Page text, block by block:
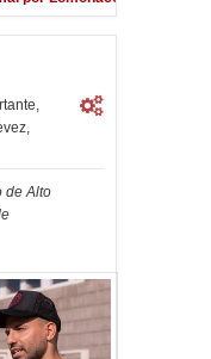
,
,
de Alto